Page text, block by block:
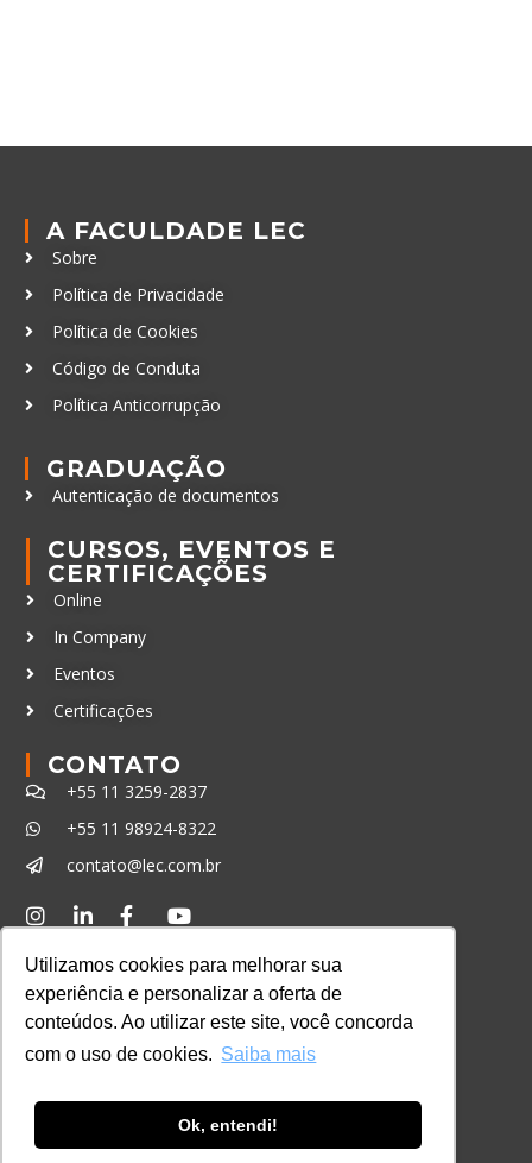
Utilizamos cookies para melhorar sua
experiência e personalizar a oferta de
conteúdos. Ao utilizar este site, você concorda
com o uso de cookies. Saiba mais
Ok, entendi!
A FACULDADE LEC
Sobre
Política de Privacidade
Política de Cookies
Código de Conduta
Política Anticorrupção
GRADUAÇÃO
Autenticação de documentos
CURSOS, EVENTOS E
CERTIFICAÇÕES
Online
In Company
Eventos
Certificações
CONTATO
+55 11 3259-2837
+55 11 98924-8322
contato@lec.com.br
Consulte aqui o cadastro da Instituição no
Sistema e-MEC